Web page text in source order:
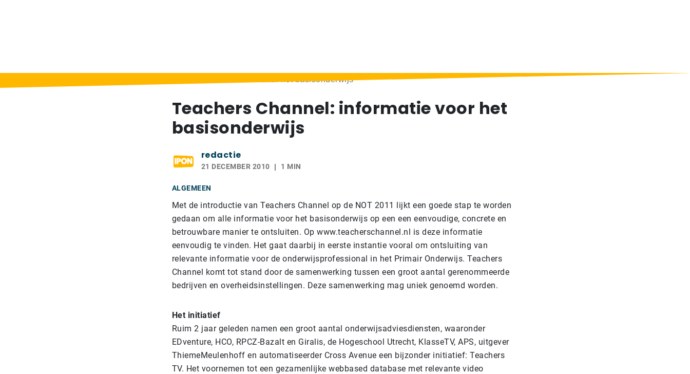
Teachers Channel: informatie voor het basisonderwijs
Teachers Channel: informatie voor het
basisonderwijs
redactie
21 DECEMBER 2010 1 MIN
ALGEMEEN
Met de introductie van Teachers Channel op de NOT 2011 lijkt een goede stap te worden
gedaan om alle informatie voor het basisonderwijs op een een eenvoudige, concrete en
betrouwbare manier te ontsluiten. Op www.teacherschannel.nl is deze informatie
eenvoudig te vinden. Het gaat daarbij in eerste instantie vooral om ontsluiting van
relevante informatie voor de onderwijsprofessional in het Primair Onderwijs. Teachers
Channel komt tot stand door de samenwerking tussen een groot aantal gerenommeerde
bedrijven en overheidsinstellingen. Deze samenwerking mag uniek genoemd worden.
Het initiatief
Ruim 2 jaar geleden namen een groot aantal onderwijsadviesdiensten, waaronder
EDventure, HCO, RPCZ-Bazalt en Giralis, de Hogeschool Utrecht, KlasseTV, APS, uitgever
ThiemeMeulenhoff en automatiseerder Cross Avenue een bijzonder initiatief: Teachers
TV. Het voornemen tot een gezamenlijke webbased database met relevante video